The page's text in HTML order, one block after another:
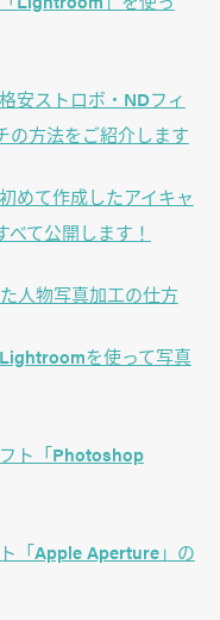
安ストロボ・NDフィ
の方法をご紹介します
めて作成したアイキャ
て公開します！
人物写真加工の仕方
を使って写真
ト「Photoshop
「Apple Aperture」の